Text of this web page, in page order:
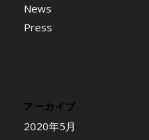
News
Press
アーカイブ
2020年5月